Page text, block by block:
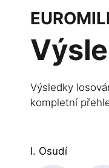
Výsledky
kompletní
I. Osudí